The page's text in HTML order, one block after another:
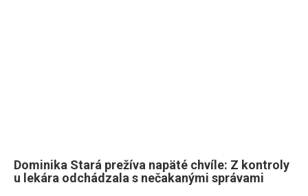
Dominika Stará prežíva napäté chvíle: Z kontroly
u lekára odchádzala s nečakanými správami